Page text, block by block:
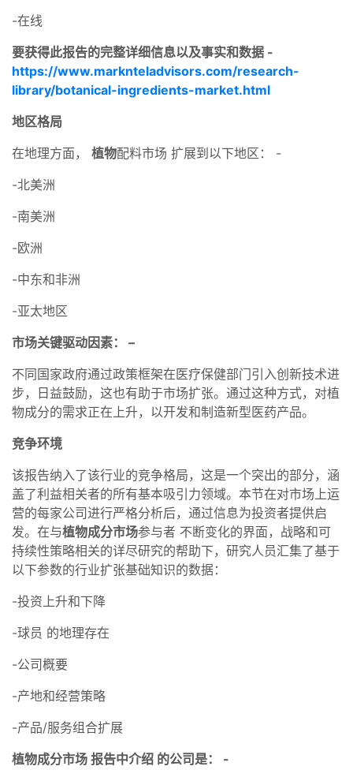
-在线
要获得此报告的完整详细信息以及事实和数据 -
https://www.marknteladvisors.com/research-
library/botanical-ingredients-market.html
地区格局
在地理方面， 植物配料市场 扩展到以下地区： -
-北美洲
-南美洲
-欧洲
-中东和非洲
-亚太地区
市场关键驱动因素： –
不同国家政府通过政策框架在医疗保健部门引入创新技术进
步，日益鼓励，这也有助于市场扩张。通过这种方式，对植
物成分的需求正在上升，以开发和制造新型医药产品。
竞争环境
该报告纳入了该行业的竞争格局，这是一个突出的部分，涵
盖了利益相关者的所有基本吸引力领域。本节在对市场上运
营的每家公司进行严格分析后，通过信息为投资者提供启
发。在与植物成分市场参与者 不断变化的界面，战略和可
持续性策略相关的详尽研究的帮助下，研究人员汇集了基于
以下参数的行业扩张基础知识的数据：
-投资上升和下降
-球员 的地理存在
-公司概要
-产地和经营策略
-产品/服务组合扩展
植物成分市场 报告中介绍 的公司是： -